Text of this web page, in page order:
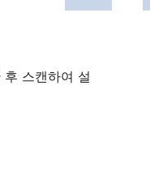
후 스캔하여 설